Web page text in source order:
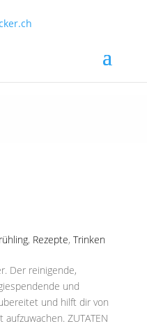
, Rezepte, Trinken
Der reinigende,
und
und hilft dir von
ZUTATEN